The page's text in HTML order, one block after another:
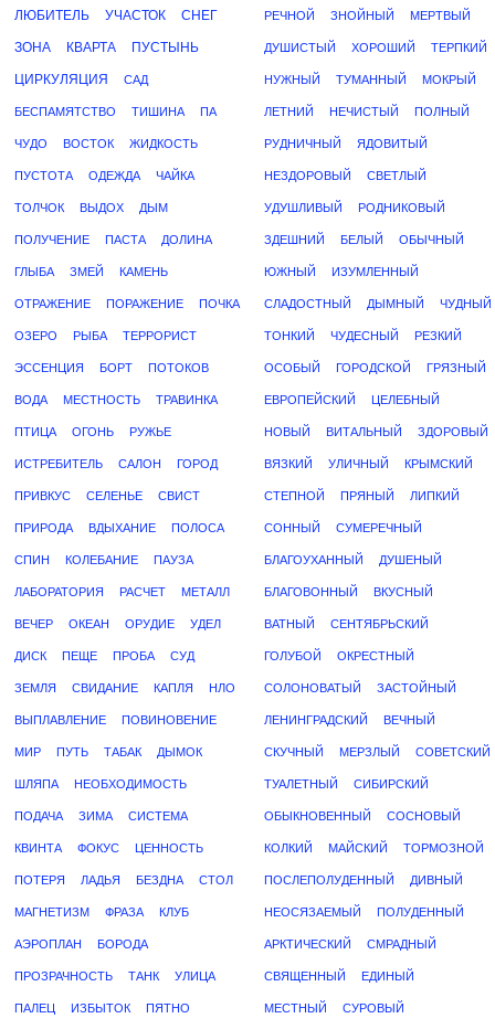
ЛЮБИТЕЛЬ УЧАСТОК СНЕГ
ЗОНА КВАРТА ПУСТЫНЬ
ЦИРКУЛЯЦИЯ САД
БЕСПАМЯТСТВО ТИШИНА ПА
ЧУДО ВОСТОК ЖИДКОСТЬ
ПУСТОТА ОДЕЖДА ЧАЙКА
ТОЛЧОК ВЫДОХ ДЫМ
ПОЛУЧЕНИЕ ПАСТА ДОЛИНА
ГЛЫБА ЗМЕЙ КАМЕНЬ
ОТРАЖЕНИЕ ПОРАЖЕНИЕ ПОЧКА
ОЗЕРО РЫБА ТЕРРОРИСТ
ЭССЕНЦИЯ БОРТ ПОТОКОВ
ВОДА МЕСТНОСТЬ ТРАВИНКА
ПТИЦА ОГОНЬ РУЖЬЕ
ИСТРЕБИТЕЛЬ САЛОН ГОРОД
ПРИВКУС СЕЛЕНЬЕ СВИСТ
ПРИРОДА ВДЫХАНИЕ ПОЛОСА
СПИН КОЛЕБАНИЕ ПАУЗА
ЛАБОРАТОРИЯ РАСЧЕТ МЕТАЛЛ
ВЕЧЕР ОКЕАН ОРУДИЕ УДЕЛ
ДИСК ПЕЩЕ ПРОБА СУД
ЗЕМЛЯ СВИДАНИЕ КАПЛЯ НЛО
ВЫПЛАВЛЕНИЕ ПОВИНОВЕНИЕ
МИР ПУТЬ ТАБАК ДЫМОК
ШЛЯПА НЕОБХОДИМОСТЬ
ПОДАЧА ЗИМА СИСТЕМА
КВИНТА ФОКУС ЦЕННОСТЬ
ПОТЕРЯ ЛАДЬЯ БЕЗДНА СТОЛ
МАГНЕТИЗМ ФРАЗА КЛУБ
АЭРОПЛАН БОРОДА
ПРОЗРАЧНОСТЬ ТАНК УЛИЦА
ПАЛЕЦ ИЗБЫТОК ПЯТНО
РЕЧНОЙ ЗНОЙНЫЙ МЕРТВЫЙ
ДУШИСТЫЙ ХОРОШИЙ ТЕРПКИЙ
НУЖНЫЙ ТУМАННЫЙ МОКРЫЙ
ЛЕТНИЙ НЕЧИСТЫЙ ПОЛНЫЙ
РУДНИЧНЫЙ ЯДОВИТЫЙ
НЕЗДОРОВЫЙ СВЕТЛЫЙ
УДУШЛИВЫЙ РОДНИКОВЫЙ
ЗДЕШНИЙ БЕЛЫЙ ОБЫЧНЫЙ
ЮЖНЫЙ ИЗУМЛЕННЫЙ
СЛАДОСТНЫЙ ДЫМНЫЙ ЧУДНЫЙ
ТОНКИЙ ЧУДЕСНЫЙ РЕЗКИЙ
ОСОБЫЙ ГОРОДСКОЙ ГРЯЗНЫЙ
ЕВРОПЕЙСКИЙ ЦЕЛЕБНЫЙ
НОВЫЙ ВИТАЛЬНЫЙ ЗДОРОВЫЙ
ВЯЗКИЙ УЛИЧНЫЙ КРЫМСКИЙ
СТЕПНОЙ ПРЯНЫЙ ЛИПКИЙ
СОННЫЙ СУМЕРЕЧНЫЙ
БЛАГОУХАННЫЙ ДУШЕНЫЙ
БЛАГОВОННЫЙ ВКУСНЫЙ
ВАТНЫЙ СЕНТЯБРЬСКИЙ
ГОЛУБОЙ ОКРЕСТНЫЙ
СОЛОНОВАТЫЙ ЗАСТОЙНЫЙ
ЛЕНИНГРАДСКИЙ ВЕЧНЫЙ
СКУЧНЫЙ МЕРЗЛЫЙ СОВЕТСКИЙ
ТУАЛЕТНЫЙ СИБИРСКИЙ
ОБЫКНОВЕННЫЙ СОСНОВЫЙ
КОЛКИЙ МАЙСКИЙ ТОРМОЗНОЙ
ПОСЛЕПОЛУДЕННЫЙ ДИВНЫЙ
НЕОСЯЗАЕМЫЙ ПОЛУДЕННЫЙ
АРКТИЧЕСКИЙ СМРАДНЫЙ
СВЯЩЕННЫЙ ЕДИНЫЙ
МЕСТНЫЙ СУРОВЫЙ